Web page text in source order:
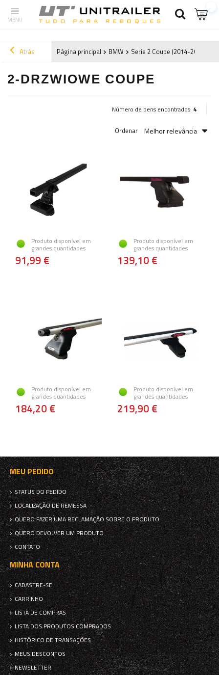
Atrás Página principal BMW Serie 2 Coupe (2014-2019) F22
2-DRZWIOWE COUPE
Número de bens encontrados: 4
Ordenar Melhor relevância
Produto disponível em
grandes quantidades
91,99 €
Produto disponível em
grandes quantidades
139,10 €
Produto disponível em
grandes quantidades
184,20 €
Produto disponível em
grandes quantidades
219,90 €
MEU PEDIDO
STATUS DO PEDIDO
LOCALIZAÇÃO DE REMESSA
QUERO FAZER UMA RECLAMAÇÃO SOBRE O PRODUTO
QUERO DEVOLVER UM PRODUTO
CONTATO
MINHA CONTA
CADASTRE-SE
CARRINHO
LISTA DE COMPRAS
LISTA DOS PRODUTOS COMPRADOS
HISTÓRICO DE TRANSAÇÕES
MEUS DESCONTOS
NEWSLETTER